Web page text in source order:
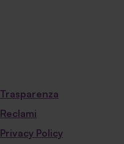
Trasparenza
Reclami
Privacy Policy